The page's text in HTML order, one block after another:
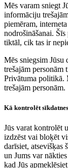
Mēs varam sniegt
informāciju
piemēram,
nodrošināšanai.
tiktāl, cik tas ir
Mēs sniegsim Jūsu
trešajām personām
Privātuma politikā.
trešajām personām.
Kā kontrolēt
Jūs varat kontrolēt
izdzēst vai bloķēt
darīsiet, atsevišķas
un Jums var
kad Jūs